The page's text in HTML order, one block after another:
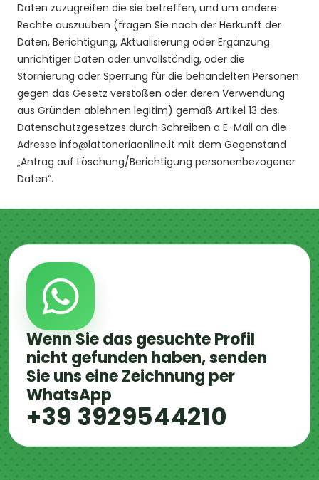
Daten zuzugreifen die sie betreffen, und um andere
Rechte auszuüben (fragen Sie nach der Herkunft der
Daten, Berichtigung, Aktualisierung oder Ergänzung
unrichtiger Daten oder unvollständig, oder die
Stornierung oder Sperrung für die behandelten Personen
gegen das Gesetz verstoßen oder deren Verwendung
aus Gründen ablehnen legitim) gemäß Artikel 13 des
Datenschutzgesetzes durch Schreiben a E-Mail an die
Adresse info@lattoneriaonline.it mit dem Gegenstand
„Antrag auf Löschung/Berichtigung personenbezogener
Daten“.
Wenn Sie das gesuchte Profil
nicht gefunden haben, senden
Sie uns eine Zeichnung per
WhatsApp
+39 3929544210